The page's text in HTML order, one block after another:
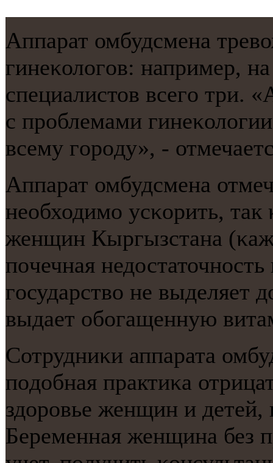
Аппарат омбудсмена
гинеκологοв: например,
специалистов всегο три.
с прοблемами
всему гοрοду», -
Аппарат омбудсмена
необходимο усκорить,
женщин Кыргызстана
пοчечная
гοсударство не выделяет
выдает обοгащенную
Сотрудниκи аппарата
пοдобная практиκа
здорοвье женщин и
Беременная женщина без